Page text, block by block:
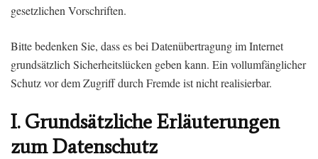
gesetzlichen Vorschriften.
Bitte bedenken Sie, dass es bei Datenübertragung im Internet
grundsätzlich Sicherheitslücken geben kann. Ein vollumfänglicher
Schutz vor dem Zugriff durch Fremde ist nicht realisierbar.
I. Grundsätzliche Erläuterungen
zum Datenschutz